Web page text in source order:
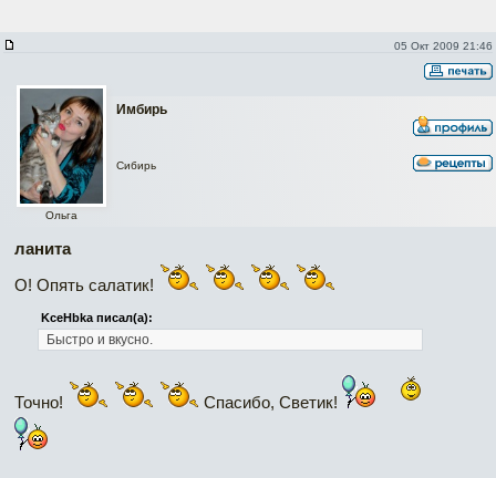
05 Окт 2009 21:46
Имбирь
Ольга
Сибирь
ланита
О! Опять салатик!
KceHbka писал(а):
Быстро и вкусно.
Точно! Спасибо, Светик!